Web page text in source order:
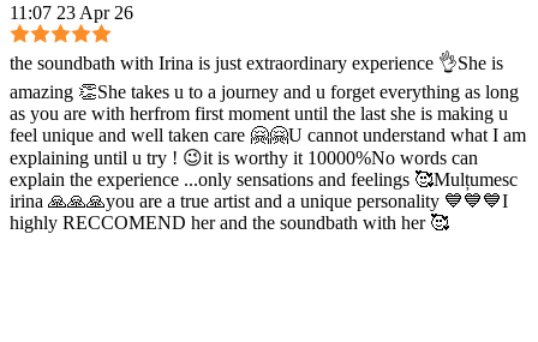
11:07 23 Apr 26
the soundbath with Irina is just extraordinary experience 👌She is
amazing 👏She takes u to a journey and u forget everything as long
as you are with herfrom first moment until the last she is making u
feel unique and well taken care 🤗🤗U cannot understand what I am
explaining until u try ! 😉it is worthy it 10000%No words can
explain the experience ...only sensations and feelings 🥰Mulțumesc
irina 🙏🙏🙏you are a true artist and a unique personality 💙💙💙I
highly RECCOMEND her and the soundbath with her 🥰